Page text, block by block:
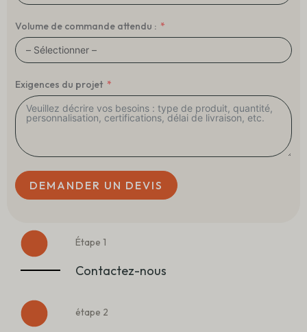
Volume de commande attendu :
Exigences du projet
DEMANDER UN DEVIS
Étape 1
Contactez-nous
étape 2